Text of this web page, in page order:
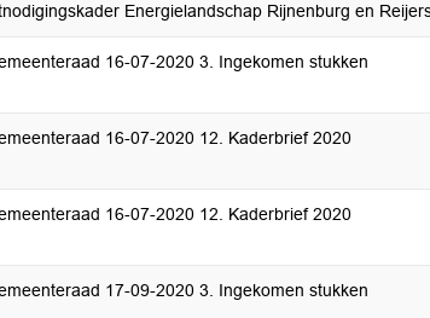
Energielandschap Rijnenburg en
16-07-2020 3. Ingekomen stukken
16-07-2020 12. Kaderbrief 2020
16-07-2020 12. Kaderbrief 2020
17-09-2020 3. Ingekomen stukken